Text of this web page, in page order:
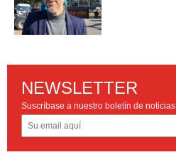
NEWSLETTER
Suscríbase a nuestro boletín de noticias